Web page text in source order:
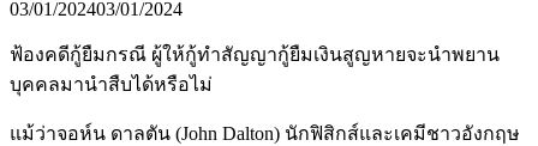
03/01/202403/01/2024
ฟ้องคดีกู้ยืมกรณี ผู้ให้กู้ทำสัญญากู้ยืมเงินสูญหายจะนำพยาน
บุคคลมานำสืบได้หรือไม่
แม้ว่าจอห์น ดาลตัน (John Dalton) นักฟิสิกส์และเคมีชาวอังกฤษ